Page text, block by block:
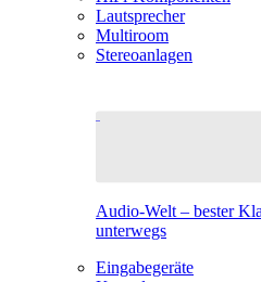
Lautsprecher
Multiroom
Stereoanlagen
Audio-Welt – bester
unterwegs
Eingabegeräte